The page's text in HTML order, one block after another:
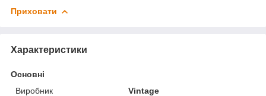
Приховати
Характеристики
Основні
Виробник
Vintage